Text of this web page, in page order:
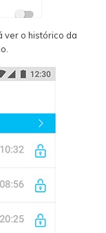
ver o histórico da